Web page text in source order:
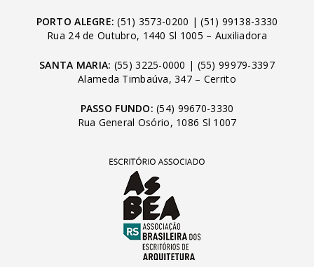
PORTO ALEGRE: (51) 3573-0200 |(51) 99138-3330
Rua 24 de Outubro, 1440 Sl 1005 – Auxiliadora
SANTA MARIA: (55) 3225-0000 | (55) 99979-3397
Alameda Timbaúva, 347 – Cerrito
PASSO FUNDO: (54) 99670-3330
Rua General Osório, 1086 Sl 1007